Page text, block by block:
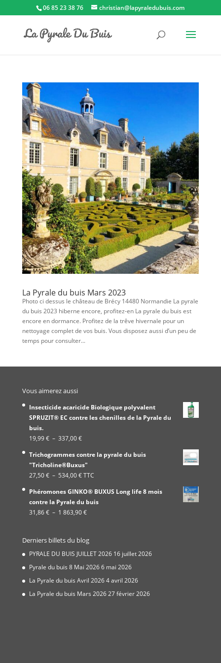
06 85 23 38 76 christian@lapyraledubuis.com
La Pyrale du buis Mars 2023
Photo ci dessus le château de Brécy 14480 Normandie La pyrale
du buis 2023 hiberne encore, profitez-en La pyrale du buis est
encore en dormance. Profitez de la trêve hivernale pour un
nettoyage complet de vos buis. Vous disposez aussi d’un peu de
temps pour consulter...
Vous aimerez aussi
Insecticide acaricide Biologique polyvalent
SPRUZIT® EC contre les chenilles de la Pyrale du
buis.
19,99€ – 337,00€Plage
prix :
19,99 €
à
337,00 €
Trichogrammes contre la pyrale du buis
"Tricholine®Buxus"
27,50€ – 534,00€Plage
prix :
27,50 €
à
TTC
Phéromones GINKO® BUXUS Long life 8 mois
contre la Pyrale du buis
31,86€ – 1 863,90€Plage
31,86 €
à
1
Derniers billets du blog
PYRALE DU BUIS JUILLET 2026 16 juillet 2026
Pyrale du buis 8 Mai 20266 mai 2026
La Pyrale du buis Avril 20264 avril 2026
La Pyrale du buis Mars 202627 février 2026